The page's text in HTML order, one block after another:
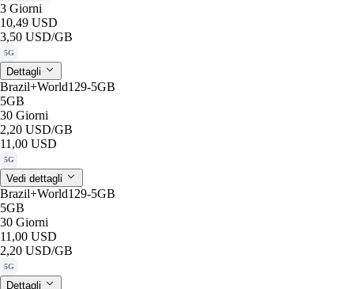
3 Giorni
10,49 USD
3,50 USD/GB
5G
Dettagli
Brazil+World129-5GB
5GB
30 Giorni
2,20 USD/GB
11,00 USD
5G
Vedi dettagli
Brazil+World129-5GB
5GB
30 Giorni
11,00 USD
2,20 USD/GB
5G
Dettagli